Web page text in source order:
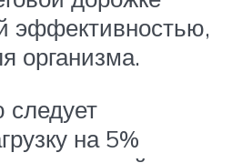
эффективностью,
организма.
на 5%